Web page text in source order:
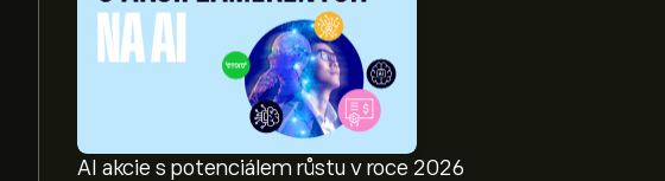
AI akcie s potenciálem růstu v roce 2026